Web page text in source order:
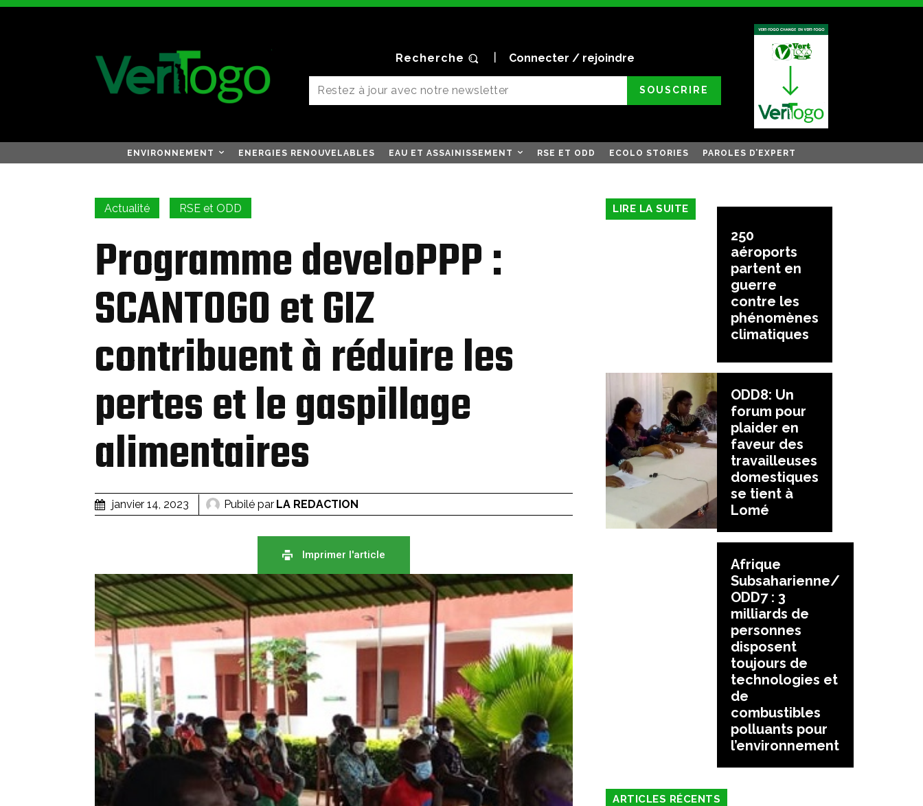
Recherche Connecter / rejoindre
SOUSCRIRE
ENVIRONNEMENT ENERGIES RENOUVELABLES EAU ET ASSAINISSEMENT RSE ET ODD ECOLO STORIES PAROLES D’EXPERT
Actualité RSE et ODD
Programme develoPPP :
SCANTOGO et GIZ
contribuent à réduire les
pertes et le gaspillage
alimentaires
janvier 14, 2023 Pubilé par LA REDACTION
Imprimer l'article
LIRE LA SUITE
250
aéroports
partent en
guerre
contre les
phénomènes
climatiques
ODD8: Un
forum pour
plaider en
faveur des
travailleuses
domestiques
se tient à
Lomé
Afrique
Subsaharienne/
ODD7 : 3
milliards de
personnes
disposent
toujours de
technologies et
de
combustibles
polluants pour
l’environnement
ARTICLES RÉCENTS